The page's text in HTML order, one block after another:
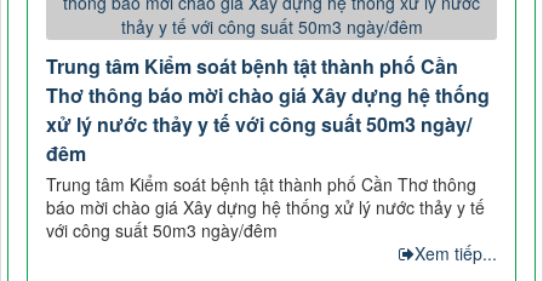
Trung tâm Kiểm soát bệnh tật thành phố Cần
Thơ thông báo mời chào giá Xây dựng hệ thống
xử lý nước thảy y tế với công suất 50m3 ngày/
đêm
Trung tâm Kiểm soát bệnh tật thành phố Cần Thơ thông
báo mời chào giá Xây dựng hệ thống xử lý nước thảy y tế
với công suất 50m3 ngày/đêm
Xem tiếp...